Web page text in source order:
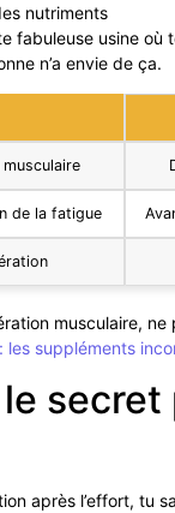
nutriments
fabuleuse usine où
n’a envie de ça.
de la fatigue
musculaire,
suppléments
secret
après l’effort, tu